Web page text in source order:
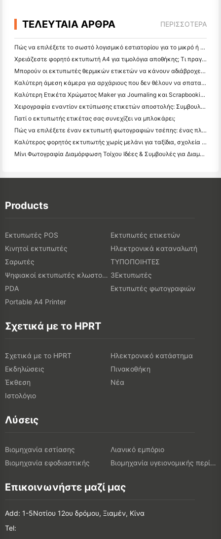
ΤΕΛΕΥΤΑΙΑ ΑΡΘΡΑ ΠΕΡΙΣΣΌΤΕΡΑ
Πώς να επιλέξετε το σωστό λογισμικό εστιατορίου για το μικρό ή μεσαίο σας εστιατόριο
Χρειάζεστε φορητό εκτυπωτή A4 για τιμολόγια αποθήκης; Τι πραγματικά λειτουργεί
Μπορούν οι εκτυπωτές θερμικών ετικετών να κάνουν αδιάβροχες ετικέτες για προϊόντα μικρών επιχειρήσεων;
Καλύτερη άμεση κάμερα για αρχάριους που δεν θέλουν να σπαταλήσουν χαρτί
Καλύτερη Ετικέτα Χρώματος Maker για Journaling και Scrapbooking: Προσθέστε Περισσότερο Χρώμα σε Κάθε Σελίδα
Χειρογραφία εναντίον εκτύπωσης ετικετών αποστολής: Συμβουλές για τις μικρές επιχειρήσεις το 2026
Γιατί ο εκτυπωτής ετικέτας σας συνεχίζει να μπλοκάρει;
Πώς να επιλέξετε έναν εκτυπωτή φωτογραφιών τσέπης: ένας πλήρης οδηγός για τους χρήστες ημερολογίου, ταξιδιών και iPhone
Καλύτερος φορητός εκτυπωτής χωρίς μελάνι για ταξίδια, σχολεία και κινητή εργασία: Hanin MT620 Pro Review
Μίνι Φωτογραφία Διαμόρφωση Τοίχου Ιδέες & Συμβουλές για Διαμόρφωση Υπνοδωματίου και Κοιτώνα
Products
Εκτυπωτές POS
Εκτυπωτές ετικετών
Κινητοί εκτυπωτές
Ηλεκτρονικά καταναλωτή
Σαρωτές
ΤΥΠΟΠΟΙΗΤΕΣ
Ψηφιακοί εκτυπωτές κλωστοϋφαντουργικών προϊόντων 3Εκτυπωτές
PDA
Εκτυπωτές φωτογραφιών
Portable A4 Printer
Σχετικά με το HPRT
Σχετικά με το HPRT
Ηλεκτρονικό κατάστημα
Εκδηλώσεις
Πινακοθήκη
Έκθεση
Νέα
Ιστολόγιο
Λύσεις
Βιομηχανία εστίασης
Λιανικό εμπόριο
Βιομηχανία εφοδιαστικής
Βιομηχανία υγειονομικής περίθαλψης
Επικοινωνήστε μαζί μας
Add: 1-5Νοτίου 12ου δρόμου, Ξιαμέν, Κίνα
Tel: